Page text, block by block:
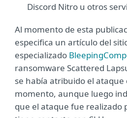
Discord Nitro u otros
Al momento de esta
especifica un artículo del
especializado
ransomware Scattered
se había atribuido el
momento, aunque luego
que el ataque fue realizado